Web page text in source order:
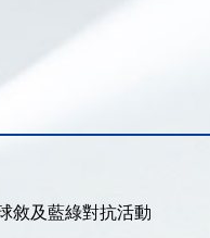
敘及藍綠對抗活動